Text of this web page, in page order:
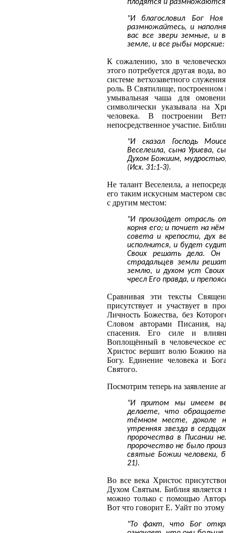
плодятся и
"И благословил Бог
размножайтесь, и
вас все звери земные, и
земле, и все рыбы
К сожалению, зло в
этого потребуется другая
системе ветхозаветного
роль. В Святилище,
умывальная чаша для
символически указывала на
человека. В построении
непосредственное участие.
"И сказал Господь
Веселеила, сына Уриева,
Духом Божиим, мудростью,
(Исх. 31:1-3).
Не талант Веселеила, а
его таким искусным мастером
с другим местом:
"И произойдет отрасль
корня его; и почиет на нём
совета и крепости, дух
исполнится, и будет
Своих решать дела. Он
страдальцев земли
землю, и духом уст
чресл Его правда, и
Сравнивая эти тексты
присутствует и участвует в
Личность Божества, без
Словом авторами Писания,
спасения. Его силе и
Воплощённый в человеческое
Христос вершит волю Божию
Богу. Единение человека и
Святого.
Посмотрим теперь на заявление
"И притом мы имеем
делаете, что
тёмном месте, доколе
утренняя звезда в
пророчества в Писании
пророчество не было
святые Божии человеки,
21).
Во все века Христос
Духом Святым. Библия
можно только с помощью
Вот что говорит Е. Уайт по
"То факт, что Бог